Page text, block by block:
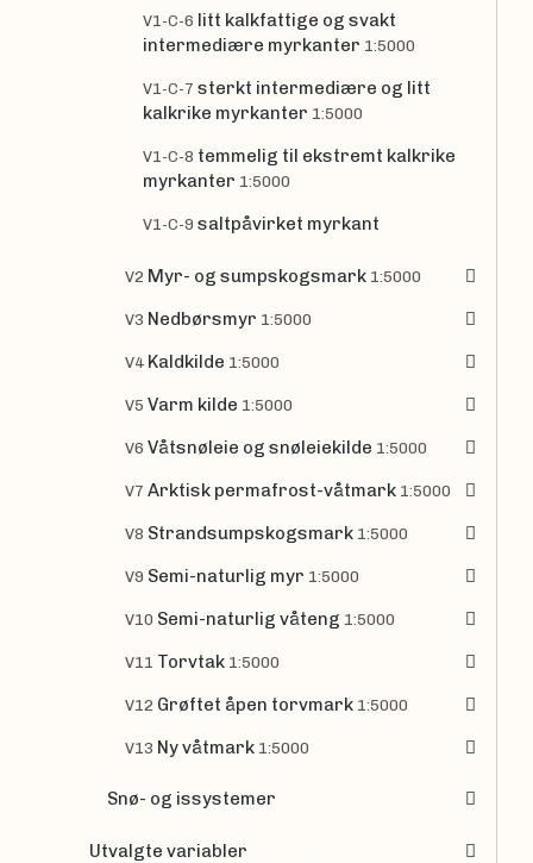
V1-C-6 litt kalkfattige og svakt
intermediære myrkanter 1:5000
V1-C-7 sterkt intermediære og litt
kalkrike myrkanter 1:5000
V1-C-8 temmelig til ekstremt kalkrike
myrkanter 1:5000
V1-C-9 saltpåvirket myrkant
V2 Myr- og sumpskogsmark 1:5000
V3 Nedbørsmyr 1:5000
V4 Kaldkilde 1:5000
V5 Varm kilde 1:5000
V6 Våtsnøleie og snøleiekilde 1:5000
V7 Arktisk permafrost-våtmark 1:5000
V8 Strandsumpskogsmark 1:5000
V9 Semi-naturlig myr 1:5000
V10 Semi-naturlig våteng 1:5000
V11 Torvtak 1:5000
V12 Grøftet åpen torvmark 1:5000
V13 Ny våtmark 1:5000
Snø- og issystemer
Utvalgte variabler